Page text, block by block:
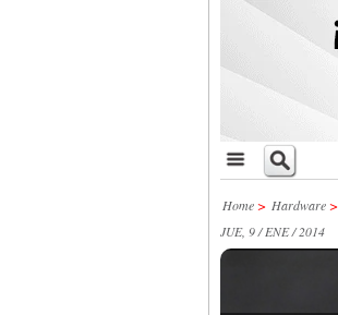
Home> Hardware>
JUE, 9 / ENE / 2014